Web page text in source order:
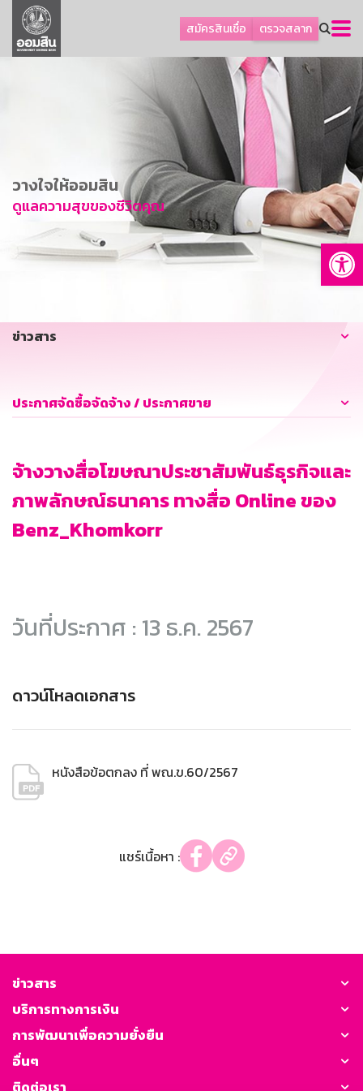
สมัครสินเชื่อ ตรวจสลาก
ลูกค้าธุรกิจ
ลูกค้าผู้ประกอบรายย่อย
การพัฒนาที่ยั่งยืน
ข่าวสาร
บริการทางการเงิน
อื่นๆ
วางใจให้ออมสิน
ดูแลความสุขของชีวิตคุณ
ข่าวสาร
ประกาศจัดซื้อจัดจ้าง / ประกาศขาย
จ้างวางสื่อโฆษณาประชาสัมพันธ์ธุรกิจและ
ภาพลักษณ์ธนาคาร ทางสื่อ Online ของ
Benz_Khomkorr
วันที่ประกาศ : 13 ธ.ค. 2567
ดาวน์โหลดเอกสาร
หนังสือข้อตกลง ที่ พณ.ข.60/2567
แชร์เนื้อหา :
ข่าวสาร
บริการทางการเงิน
การพัฒนาเพื่อความยั่งยืน
อื่นๆ